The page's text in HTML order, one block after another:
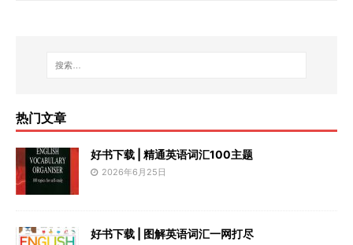
热门文章
好书下载 | 精通英语词汇100主题
2026年6月25日
好书下载 | 图解英语词汇一网打尽